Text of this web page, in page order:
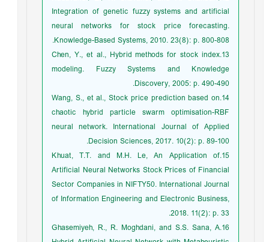
Integration of genetic fuzzy systems and artificial
neural networks for stock price forecasting.
Knowledge-Based Systems, 2010. 23(8): p. 800-808.
13.Chen, Y., et al., Hybrid methods for stock index
modeling. Fuzzy Systems and Knowledge
Discovery, 2005: p. 490-490.
14.Wang, S., et al., Stock price prediction based on
chaotic hybrid particle swarm optimisation-RBF
neural network. International Journal of Applied
Decision Sciences, 2017. 10(2): p. 89-100.
15.Khuat, T.T. and M.H. Le, An Application of
Artificial Neural Networks Stock Prices of Financial
Sector Companies in NIFTY50. International Journal
of Information Engineering and Electronic Business,
2018. 11(2): p. 33.
16.Ghasemiyeh, R., R. Moghdani, and S.S. Sana, A